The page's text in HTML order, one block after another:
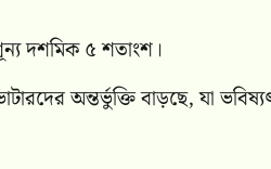
দশমিক ৫ শতাংশ।
অন্তর্ভুক্তি বাড়ছে, যা